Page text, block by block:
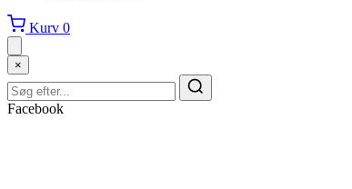
Kurv 0
×
Facebook